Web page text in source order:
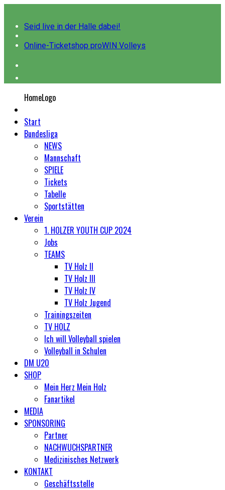
Seid live in der Halle dabei!
Online-Ticketshop proWIN Volleys
HomeLogo
Start
Bundesliga
NEWS
Mannschaft
SPIELE
Tickets
Tabelle
Sportstätten
Verein
1. HOLZER YOUTH CUP 2024
Jobs
TEAMS
TV Holz II
TV Holz III
TV Holz IV
TV Holz Jugend
Trainingszeiten
TV HOLZ
Ich will Volleyball spielen
Volleyball in Schulen
DM U20
SHOP
Mein Herz Mein Holz
Fanartikel
MEDIA
SPONSORING
Partner
NACHWUCHSPARTNER
Medizinisches Netzwerk
KONTAKT
Geschäftsstelle